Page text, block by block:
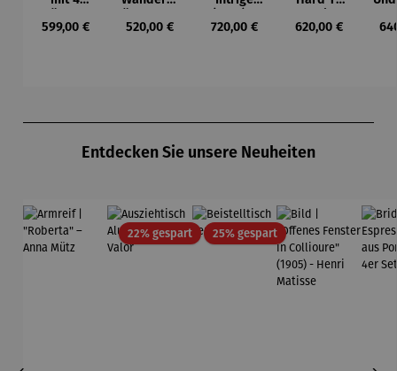
Capua
Regulärer Preis:
599,00 €
Nebelmee
Regulärer Preis:
520,00 €
Lana Frey
Regulärer Preis:
720,00 €
(2023) –
Regulärer Preis:
620,00 €
Entdecken Sie unsere Neuheiten
22% gespartRabatt25% gespartRabatt